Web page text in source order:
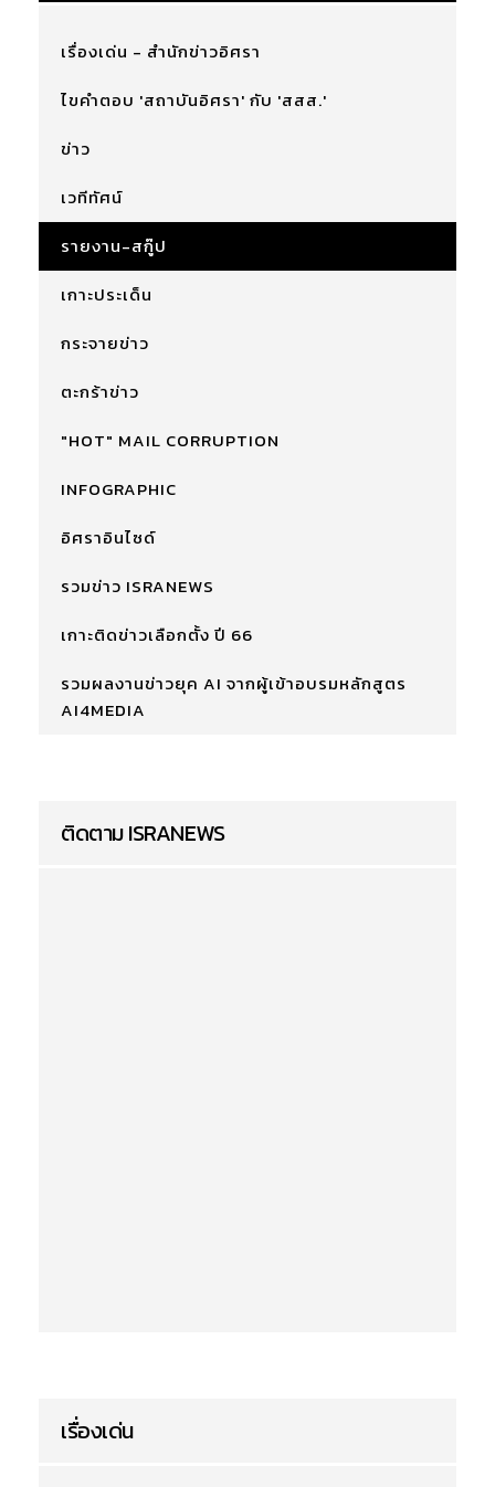
เรื่องเด่น - สำนักข่าวอิศรา
ไขคำตอบ 'สถาบันอิศรา' กับ 'สสส.'
ข่าว
เวทีทัศน์
รายงาน-สกู๊ป
เกาะประเด็น
กระจายข่าว
ตะกร้าข่าว
"HOT" MAIL CORRUPTION
INFOGRAPHIC
อิศราอินไซด์
รวมข่าว ISRANEWS
เกาะติดข่าวเลือกตั้ง ปี 66
รวมผลงานข่าวยุค AI จากผู้เข้าอบรมหลักสูตร
AI4MEDIA
ติดตาม ISRANEWS
เรื่องเด่น